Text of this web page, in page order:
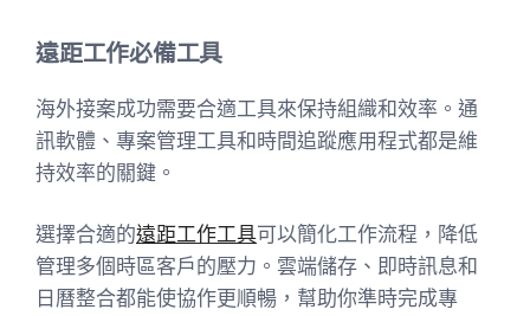
遠距工作必備工具
海外接案成功需要合適工具來保持組織和效率。通
訊軟體、專案管理工具和時間追蹤應用程式都是維
持效率的關鍵。
選擇合適的遠距工作工具可以簡化工作流程，降低
管理多個時區客戶的壓力。雲端儲存、即時訊息和
日曆整合都能使協作更順暢，幫助你準時完成專